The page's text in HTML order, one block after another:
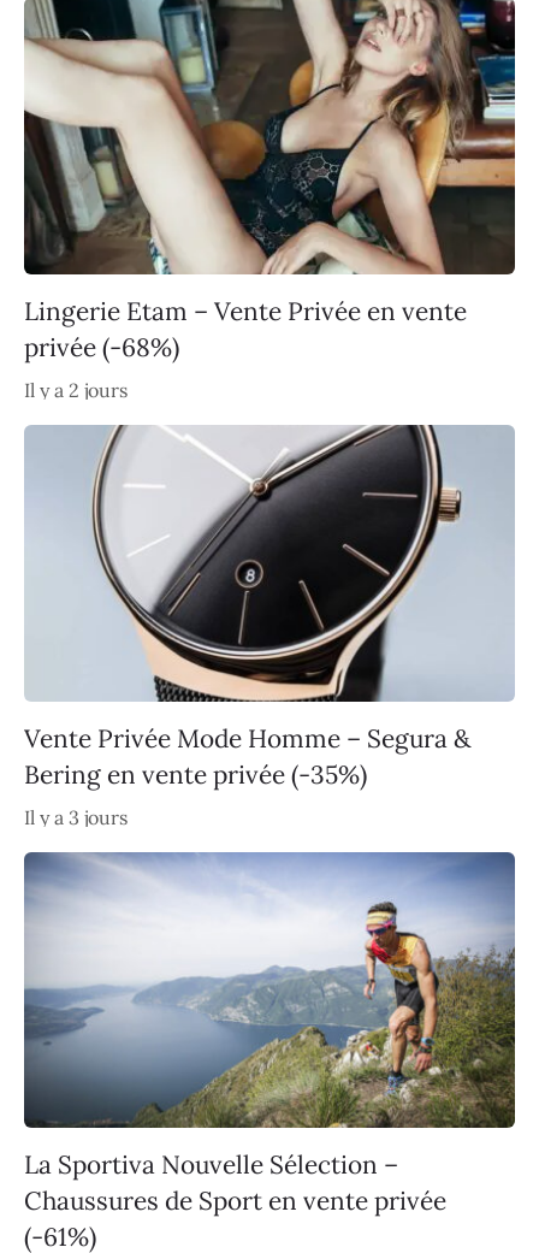
Lingerie Etam – Vente Privée en vente
privée (-68%)
Il y a 2 jours
Vente Privée Mode Homme – Segura &
Bering en vente privée (-35%)
Il y a 3 jours
La Sportiva Nouvelle Sélection –
Chaussures de Sport en vente privée
(-61%)